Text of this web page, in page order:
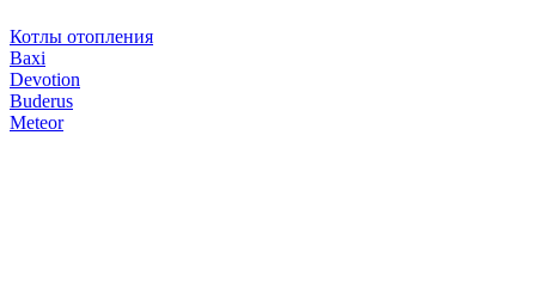
Котлы отопления
Baxi
Devotion
Buderus
Meteor